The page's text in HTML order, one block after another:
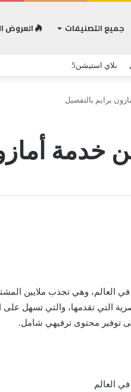
جميع التصنيفات العروض
بلاي استيشن5
برايم بالتفصيل
خدمة
العالم، وهي تجذب ملايين
التي تقدمها، والتي تسهل
توفير محتوى ترفيهي شامل.
العالم